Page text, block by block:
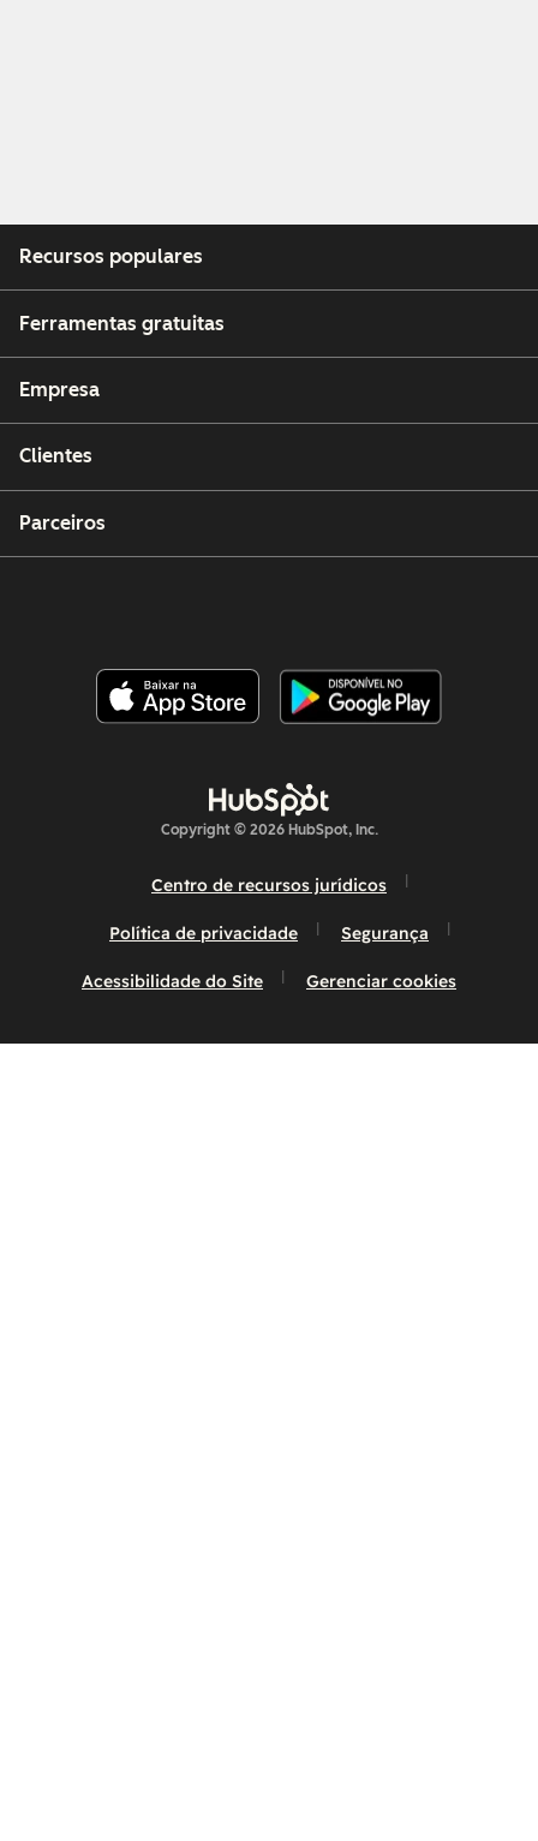
Recursos populares
Ferramentas gratuitas
Empresa
Clientes
Parceiros
Copyright © 2026 HubSpot, Inc.
Centro de recursos jurídicos
Política de privacidade Segurança
Acessibilidade do Site Gerenciar cookies